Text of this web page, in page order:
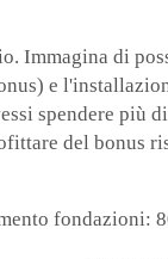
Immagina di
e
spendere più
del bonus
fondazioni: